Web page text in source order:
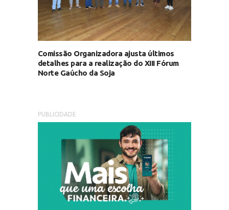
Comissão Organizadora ajusta últimos
detalhes para a realização do XIII Fórum
Norte Gaúcho da Soja
PUBLICIDADE